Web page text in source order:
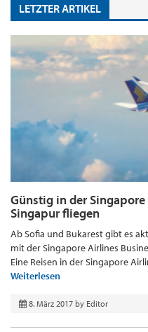
LETZTER ARTIKEL
Günstig in der
Singapur fliegen
Ab Sofia und Bukarest gibt es
mit der Singapore Airlines
Eine Reisen in der Singapore
Weiterlesen
8. März 2017 by Editor